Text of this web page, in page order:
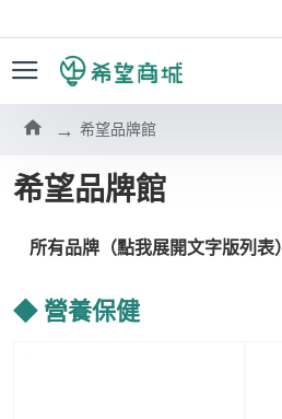
希望品牌館
希望品牌館
所有品牌（點我展開文字版列表）
◆ 營養保健